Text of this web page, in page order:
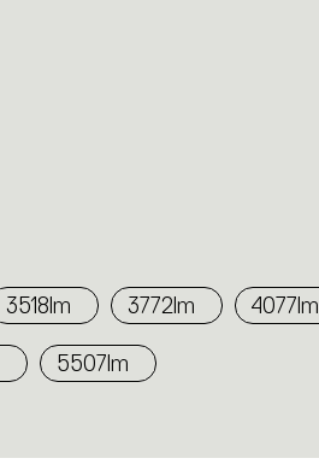
3518lm 3772lm 4077lm
5507lm